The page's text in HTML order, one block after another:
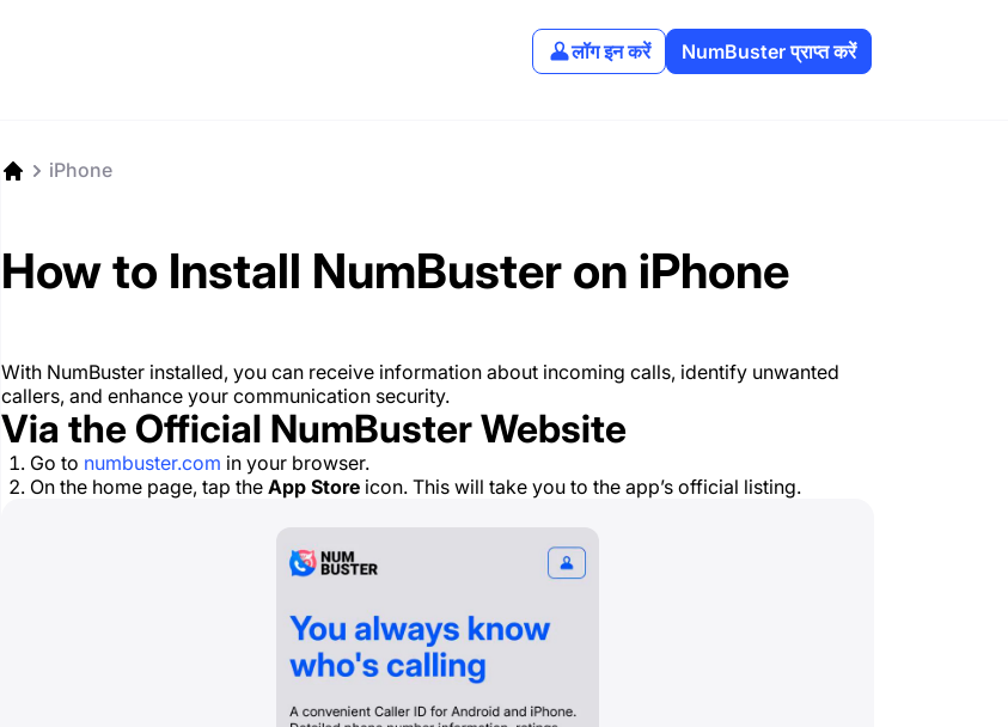
लॉग इन करें NumBuster प्राप्त करें
iPhone
How to Install NumBuster on iPhone
With NumBuster installed, you can receive information about incoming calls, identify unwanted
callers, and enhance your communication security.
Via the Official NumBuster Website
Go to numbuster.com in your browser.
On the home page, tap the App Store icon. This will take you to the app’s official listing.